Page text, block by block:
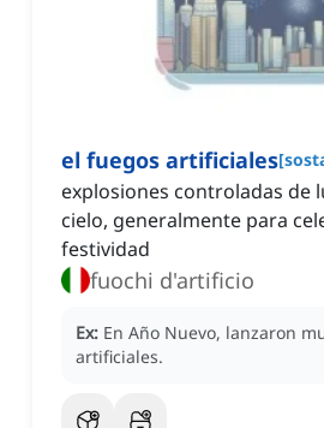
el fuegos artificiales[
explosiones controladas de
cielo, generalmente para
festividad
fuochi d'artificio
Ex: En Año Nuevo, lanzaron
artificiales.